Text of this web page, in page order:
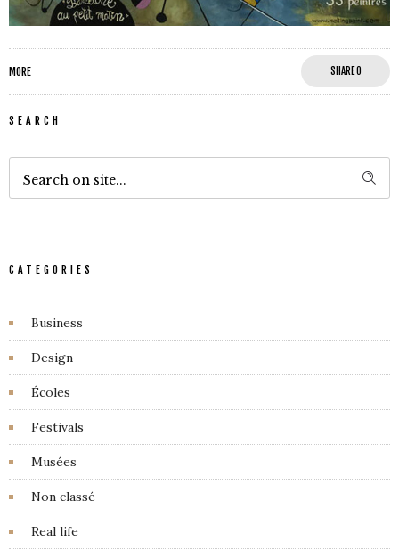
MORE SHARE0
SEARCH
CATEGORIES
Business
Design
Écoles
Festivals
Musées
Non classé
Real life